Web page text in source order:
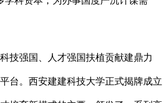
技强国、人才强国扶植贡献建鼎力
台。西安建建科技大学正式揭牌成立